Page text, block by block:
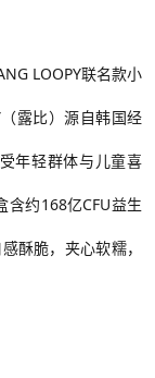
LOOPY联名款小
露比）源自韩国经
年轻群体与儿童喜
含约168亿CFU益生
酥脆，夹心软糯，